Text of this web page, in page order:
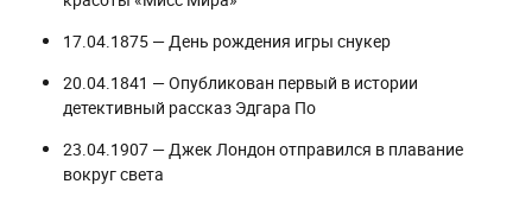
17.04.1875 — День рождения игры снукер
20.04.1841 — Опубликован первый в истории
детективный рассказ Эдгара По
23.04.1907 — Джек Лондон отправился в плавание
вокруг света